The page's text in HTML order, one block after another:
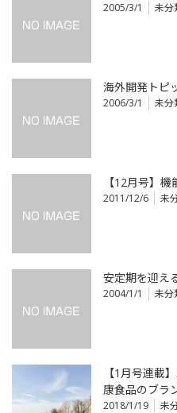
2005/3/1 未分
海外開発トピ
2006/3/1 未分
【12月号】
2011/12/6 未
安定期を迎え
2004/1/1 未分
【1月号連載
康食品のブラ
2018/1/19 未